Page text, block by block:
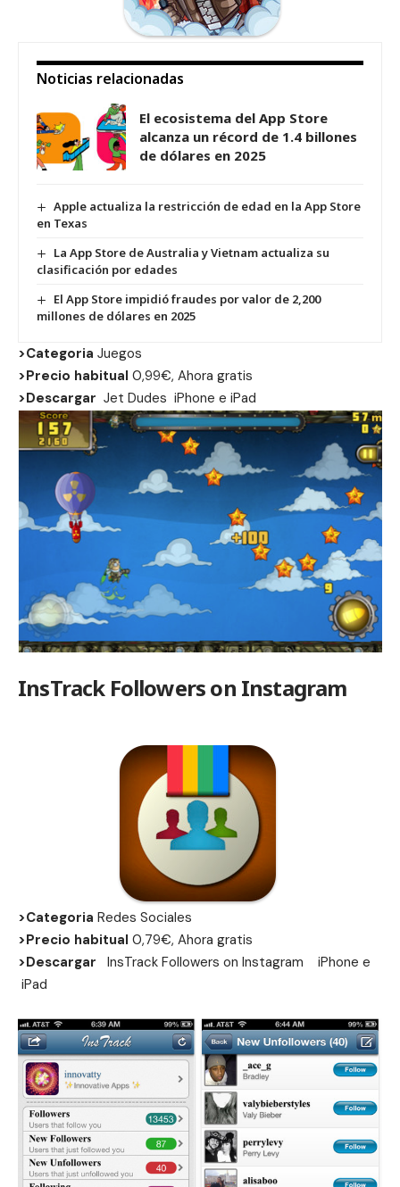
Noticias relacionadas
El ecosistema del App Store
alcanza un récord de 1.4 billones
de dólares en 2025
Apple actualiza la restricción de edad en la App Store
en Texas
La App Store de Australia y Vietnam actualiza su
clasificación por edades
El App Store impidió fraudes por valor de 2,200
millones de dólares en 2025
>Categoria Juegos
>Precio habitual 0,99€, Ahora gratis
>Descargar Jet Dudes iPhone e iPad
InsTrack Followers on Instagram
>Categoria Redes Sociales
>Precio habitual 0,79€, Ahora gratis
>Descargar
InsTrack Followers on Instagram iPhone e
iPad